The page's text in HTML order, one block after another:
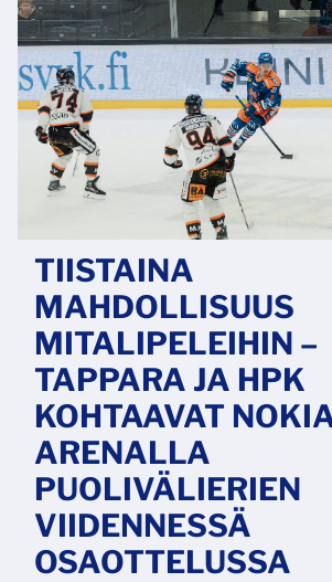
TIISTAINA
MAHDOLLISUUS
MITALIPELEIHIN –
TAPPARA JA HPK
KOHTAAVAT
ARENALLA
PUOLIVÄLIERIEN
VIIDENNESSÄ
OSAOTTELUSSA